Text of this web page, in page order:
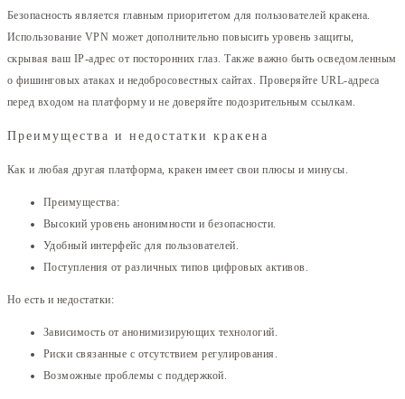
Безопасность является главным приоритетом для пользователей кракена.
Использование VPN может дополнительно повысить уровень защиты,
скрывая ваш IP-адрес от посторонних глаз. Также важно быть осведомленным
о фишинговых атаках и недобросовестных сайтах. Проверяйте URL-адреса
перед входом на платформу и не доверяйте подозрительным ссылкам.
Преимущества и недостатки кракена
Как и любая другая платформа, кракен имеет свои плюсы и минусы.
Преимущества:
Высокий уровень анонимности и безопасности.
Удобный интерфейс для пользователей.
Поступления от различных типов цифровых активов.
Но есть и недостатки:
Зависимость от анонимизирующих технологий.
Риски связанные с отсутствием регулирования.
Возможные проблемы с поддержкой.